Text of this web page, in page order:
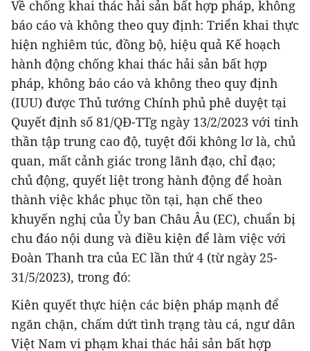
Về chống khai thác hải sản bất hợp pháp, không
báo cáo và không theo quy định: Triển khai thực
hiện nghiêm túc, đồng bộ, hiệu quả Kế hoạch
hành động chống khai thác hải sản bất hợp
pháp, không báo cáo và không theo quy định
(IUU) được Thủ tướng Chính phủ phê duyệt tại
Quyết định số 81/QĐ-TTg ngày 13/2/2023 với tinh
thần tập trung cao độ, tuyệt đối không lơ là, chủ
quan, mất cảnh giác trong lãnh đạo, chỉ đạo;
chủ động, quyết liệt trong hành động để hoàn
thành việc khắc phục tồn tại, hạn chế theo
khuyến nghị của Ủy ban Châu Âu (EC), chuẩn bị
chu đáo nội dung và điều kiện để làm việc với
Đoàn Thanh tra của EC lần thứ 4 (từ ngày 25-
31/5/2023), trong đó:
Kiên quyết thực hiện các biện pháp mạnh để
ngăn chặn, chấm dứt tình trạng tàu cá, ngư dân
Việt Nam vi phạm khai thác hải sản bất hợp